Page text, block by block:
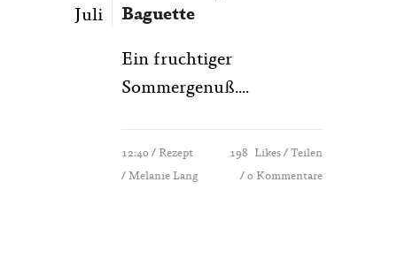
Juli
Baguette
Ein fruchtiger
Sommergenuß....
12:40 / Rezept
/ Melanie Lang
198 Likes
Teilen
0 Kommentare